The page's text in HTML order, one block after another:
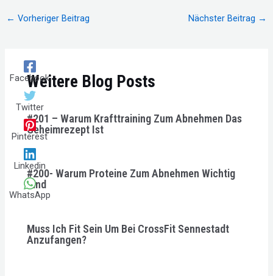
Facebook
Twitter
Pinterest
Linkedin
WhatsApp
Beitragsnavigation
← Vorheriger Beitrag Nächster Beitrag →
Weitere Blog Posts
#201 – Warum Krafttraining Zum Abnehmen Das
Geheimrezept Ist
#200- Warum Proteine Zum Abnehmen Wichtig
Sind
Muss Ich Fit Sein Um Bei CrossFit Sennestadt
Anzufangen?